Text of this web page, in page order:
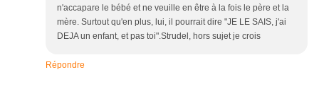
n'accapare le bébé et ne veuille en être à la fois le père et la
mère. Surtout qu'en plus, lui, il pourrait dire "JE LE SAIS, j'ai
DEJA un enfant, et pas toi".Strudel, hors sujet je crois
Répondre